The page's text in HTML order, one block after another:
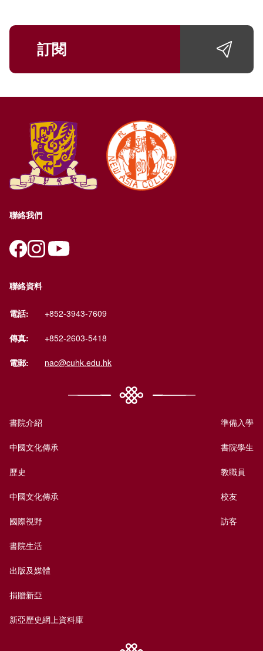
訂閱
聯絡我們
聯絡資料
電話: +852-3943-7609
傳真: +852-2603-5418
電郵: nac@cuhk.edu.hk
書院介紹
中國文化傳承
歷史
中國文化傳承
國際視野
書院生活
出版及媒體
捐贈新亞
新亞歷史網上資料庫
準備入學
書院學生
教職員
校友
訪客